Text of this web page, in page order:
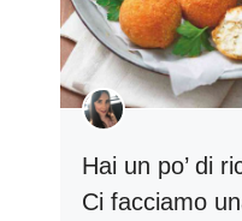
Hai un po’ di
Ci facciamo